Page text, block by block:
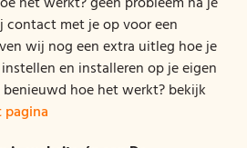
met je op voor een
wij nog een extra uitleg hoe je
en installeren op je eigen
hoe het werkt? bekijk
pagina